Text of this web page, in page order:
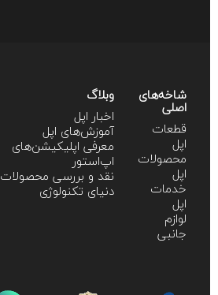
شاخه‌های
اصلی
قطعات
اپل
محصولات
اپل
خدمات
اپل
لوازم
جانبی
وبلاگ
اخبار اپل
آموزش‌‌های اپل
معرفی اپلیکیشن‌های
اپ‌استور
نقد و بررسی محصولات
دنیای تکنولوژی